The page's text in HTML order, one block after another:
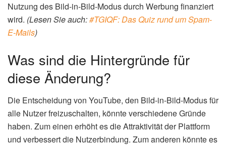
Nutzung des Bild-in-Bild-Modus durch Werbung finanziert
wird. (Lesen Sie auch:#TGIQF: Das Quiz rund um Spam-
E-Mails)
Was sind die Hintergründe für
diese Änderung?
Die Entscheidung von YouTube, den Bild-in-Bild-Modus für
alle Nutzer freizuschalten, könnte verschiedene Gründe
haben. Zum einen erhöht es die Attraktivität der Plattform
und verbessert die Nutzerbindung. Zum anderen könnte es